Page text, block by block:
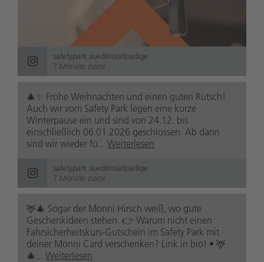
safetypark.suedtirolaltoadige
7 Monate zuvor
🎄✨ Frohe Weihnachten und einen guten Rutsch!
Auch wir vom Safety Park legen eine kurze
Winterpause ein und sind von 24.12. bis
einschließlich 06.01.2026 geschlossen. Ab dann
sind wir wieder fü... Weiterlesen
safetypark.suedtirolaltoadige
7 Monate zuvor
🦌🎄 Sogar der Monni Hirsch weiß, wo gute
Geschenkideen stehen. 👉 Warum nicht einen
Fahrsicherheitskurs-Gutschein im Safety Park mit
deiner Monni Card verschenken? Link in bio! • 🦌
🎄... Weiterlesen